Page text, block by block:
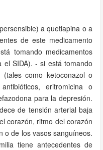
a quetiapina o a
de este medicamento
tomando medicamentos
SIDA). - si está tomando
como ketoconazol o
eritromicina o
para la depresión.
de tensión arterial baja
corazón, ritmo del corazón
o de los vasos sanguíneos.
tiene antecedentes de